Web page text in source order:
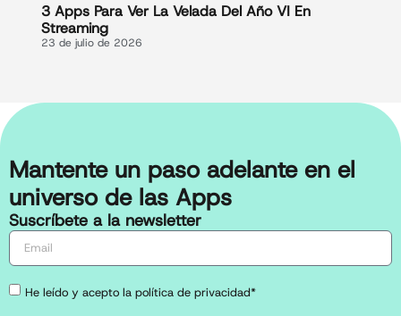
3 Apps Para Ver La Velada Del Año VI En
Streaming
23 de julio de 2026
Mantente un paso adelante en el
universo de las Apps
Suscríbete a la newsletter
He leído y acepto la política de privacidad*